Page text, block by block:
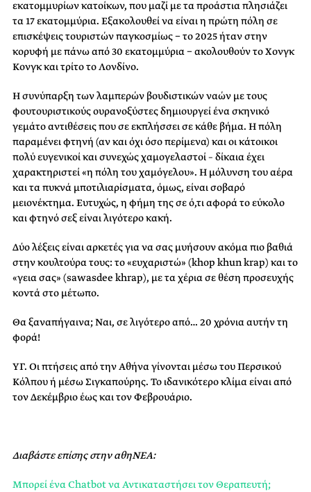
εκατομμυρίων κατοίκων, που μαζί με τα προάστια πλησιάζει
τα 17 εκατομμύρια. Εξακολουθεί να είναι η πρώτη πόλη σε
επισκέψεις τουριστών παγκοσμίως − το 2025 ήταν στην
κορυφή με πάνω από 30 εκατομμύρια − ακολουθούν το Χονγκ
Κονγκ και τρίτο το Λονδίνο.
Η συνύπαρξη των λαμπερών βουδιστικών ναών με τους
φουτουριστικούς ουρανοξύστες δημιουργεί ένα σκηνικό
γεμάτο αντιθέσεις που σε εκπλήσσει σε κάθε βήμα. Η πόλη
παραμένει φτηνή (αν και όχι όσο περίμενα) και οι κάτοικοι
πολύ ευγενικοί και συνεχώς χαμογελαστοί – δίκαια έχει
χαρακτηριστεί «η πόλη του χαμόγελου». Η μόλυνση του αέρα
και τα πυκνά μποτιλιαρίσματα, όμως, είναι σοβαρό
μειονέκτημα. Ευτυχώς, η φήμη της σε ό,τι αφορά το εύκολο
και φτηνό σεξ είναι λιγότερο κακή.
Δύο λέξεις είναι αρκετές για να σας μυήσουν ακόμα πιο βαθιά
στην κουλτούρα τους: το «ευχαριστώ» (khop khun krap) και το
«γεια σας» (sawasdee khrap), με τα χέρια σε θέση προσευχής
κοντά στο μέτωπο.
Θα ξαναπήγαινα; Ναι, σε λιγότερο από… 20 χρόνια αυτήν τη
φορά!
ΥΓ. Οι πτήσεις από την Αθήνα γίνονται μέσω του Περσικού
Κόλπου ή μέσω Σιγκαπούρης. Το ιδανικότερο κλίμα είναι από
τον Δεκέμβριο έως και τον Φεβρουάριο.
Διαβάστε επίσης στην αθηΝΕΑ:
Μπορεί ένα Chatbot να Αντικαταστήσει τον Θεραπευτή;